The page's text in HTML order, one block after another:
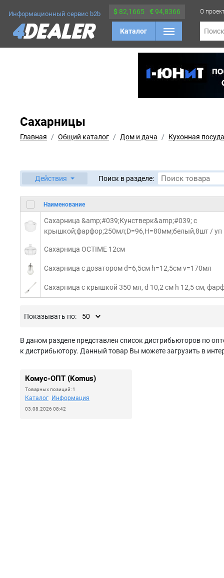
Информационный сервис b2b $ 82,1665 €94,8366
Каталог
О
Поиск
Сахарницы
Главная Общий каталог Дом и дача Кухонная
Действия Поиск в разделе:
Наименование
Сахарница &amp;#039;Кунстверк&amp;#039; с
крышкой;фарфор;250мл;D=96,H=80мм;белый,8шт / уп
Сахарница OCTIME 12см
Сахарница с дозатором d=6,5см h=12,5см v=170мл
Сахарница с крышкой 350 мл, d 10,2 см h 12,5 см,
Показывать по:
В даном разделе представлен список дистрибьюторов по
к дистрибьютору. Данный товар Вы можете загрузить в
Комус-ОПТ (Komus)
Товарных позиций: 1
Каталог Информация
03.08.2026 08:42